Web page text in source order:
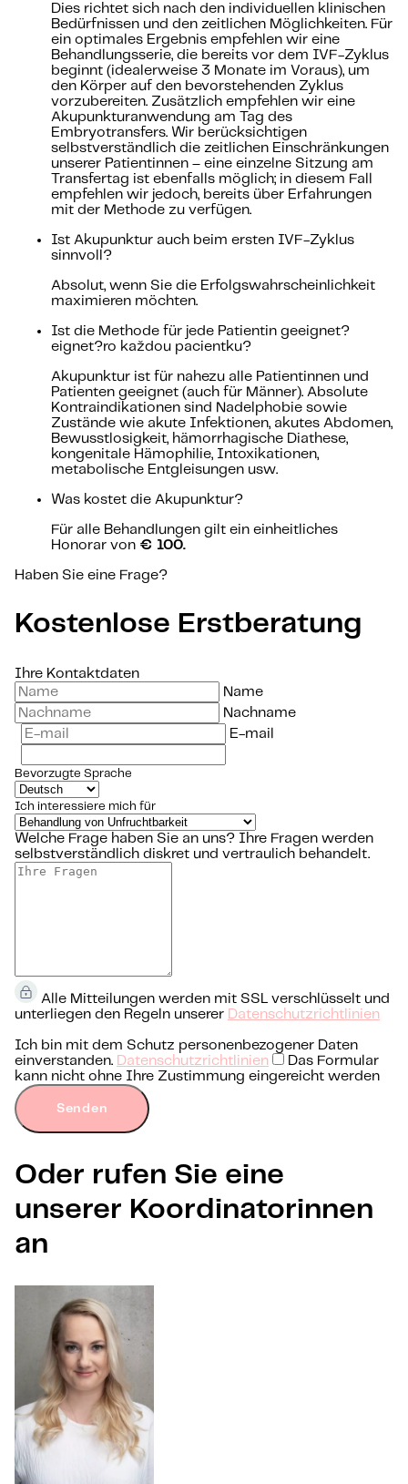
Dies richtet sich nach den individuellen klinischen
Bedürfnissen und den zeitlichen Möglichkeiten. Für
ein optimales Ergebnis empfehlen wir eine
Behandlungsserie, die bereits vor dem IVF-Zyklus
beginnt (idealerweise 3 Monate im Voraus), um
den Körper auf den bevorstehenden Zyklus
vorzubereiten. Zusätzlich empfehlen wir eine
Akupunkturanwendung am Tag des
Embryotransfers. Wir berücksichtigen
selbstverständlich die zeitlichen Einschränkungen
unserer Patientinnen – eine einzelne Sitzung am
Transfertag ist ebenfalls möglich; in diesem Fall
empfehlen wir jedoch, bereits über Erfahrungen
mit der Methode zu verfügen.
Ist Akupunktur auch beim ersten IVF-Zyklus
sinnvoll?
Absolut, wenn Sie die Erfolgswahrscheinlichkeit
maximieren möchten.
Ist die Methode für jede Patientin geeignet?
eignet?ro každou pacientku?
Akupunktur ist für nahezu alle Patientinnen und
Patienten geeignet (auch für Männer). Absolute
Kontraindikationen sind Nadelphobie sowie
Zustände wie akute Infektionen, akutes Abdomen,
Bewusstlosigkeit, hämorrhagische Diathese,
kongenitale Hämophilie, Intoxikationen,
metabolische Entgleisungen usw.
Was kostet die Akupunktur?
Für alle Behandlungen gilt ein einheitliches
Honorar von € 100.
Haben Sie eine Frage?
Kostenlose Erstberatung
Ihre Kontaktdaten
Name
Nachname
E-mail
Bevorzugte Sprache
Ich interessiere mich für
Welche Frage haben Sie an uns? Ihre Fragen werden
selbstverständlich diskret und vertraulich behandelt.
Alle Mitteilungen werden mit SSL verschlüsselt und
unterliegen den Regeln unserer Datenschutzrichtlinien
Ich bin mit dem Schutz personenbezogener Daten
einverstanden. Datenschutzrichtlinien
Das Formular
kann nicht ohne Ihre Zustimmung eingereicht werden
Senden
Oder rufen Sie eine
unserer Koordinatorinnen
an